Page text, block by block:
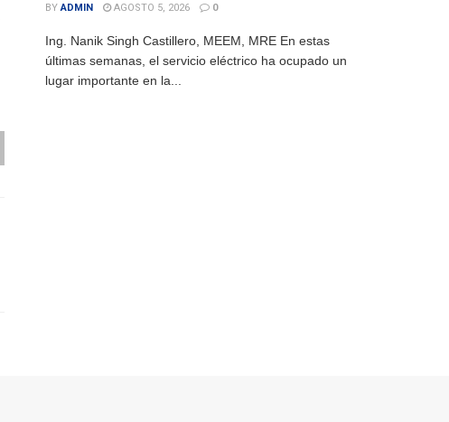
BY ADMIN AGOSTO 5, 2026 0
Ing. Nanik Singh Castillero, MEEM, MRE En estas
últimas semanas, el servicio eléctrico ha ocupado un
lugar importante en la...